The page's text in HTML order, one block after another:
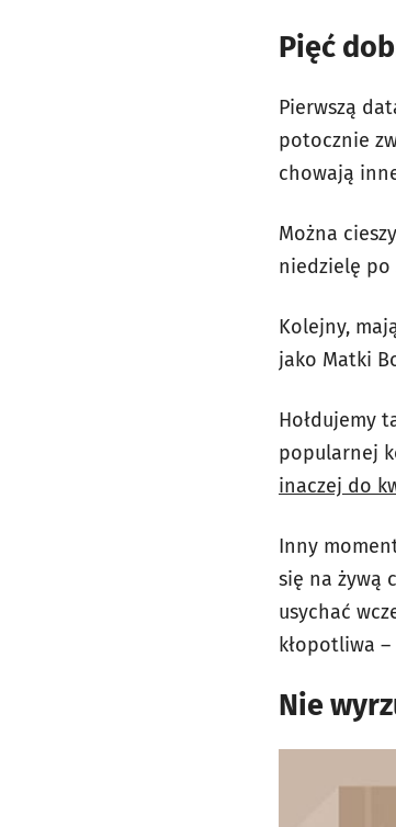
Pięć
Pierwszą
potocznie
chowają
Można
niedzielę po
Kolejny,
jako Matki
Hołdujemy
popularnej
inaczej do
Inny
się na żywą
usychać
kłopotliwa
Nie